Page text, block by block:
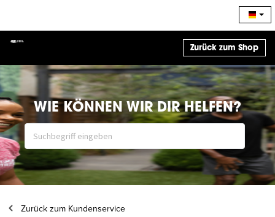
Zurück zum Shop
WIE KÖNNEN WIR DIR HELFEN?
Zurück zum Kundenservice